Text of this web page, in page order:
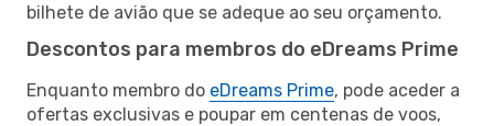
bilhete de avião que se adeque ao seu orçamento.
Descontos para membros do eDreams Prime
Enquanto membro do eDreams Prime, pode aceder a
ofertas exclusivas e poupar em centenas de voos,